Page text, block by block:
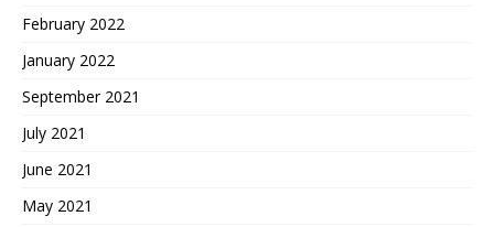
February 2022
January 2022
September 2021
July 2021
June 2021
May 2021